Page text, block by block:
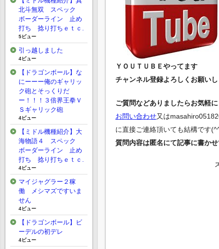
ＹＯＵＴＵＢＥやってます
チャンネル登録よろしくお願い
ご質問などありましたらお気軽
お問い合わせ又は
に直接ご連絡頂いても結構です
質問内容は匿名にて記事に書か
北斗無双 スペック
ボーダーライン 止め
打ち 捻り打ちｅｔｃ.
5ビュー
引っ越しました
4ビュー
【ドラゴンボール】な
にーーー俺のギャリッ
ク砲とそっくりだ
ー！！！３倍界王拳Ｖ
Ｓギャリック砲
4ビュー
【ミドル機種紹介】大
海物語４ スペック
ボーダーライン 止め
打ち 捻り打ちｅｔｃ.
4ビュー
マイジャグラー２稼
働 メシマズですいま
せん
4ビュー
【ドラゴンボール】ビ
ーデルの初デレ
4ビュー